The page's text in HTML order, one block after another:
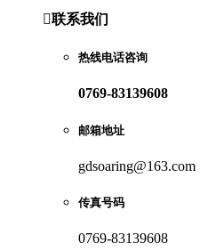
联系我们
热线电话咨询
0769-83139608
邮箱地址
gdsoaring@163.com
传真号码
0769-83139608